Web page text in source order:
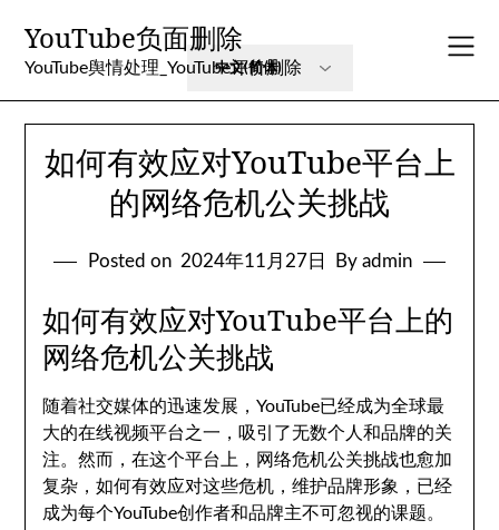
content
YouTube负面删除
YouTube舆情处理_YouTube评价删除
如何有效应对YouTube平台上
的网络危机公关挑战
Posted on 2024年11月27日 By admin
如何有效应对YouTube平台上的
网络危机公关挑战
随着社交媒体的迅速发展，YouTube已经成为全球最
大的在线视频平台之一，吸引了无数个人和品牌的关
注。然而，在这个平台上，网络危机公关挑战也愈加
复杂，如何有效应对这些危机，维护品牌形象，已经
成为每个YouTube创作者和品牌主不可忽视的课题。